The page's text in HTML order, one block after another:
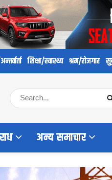
शिक्षा/स्वास्थ्य श्रम/रोजगार
अन्य समाचार